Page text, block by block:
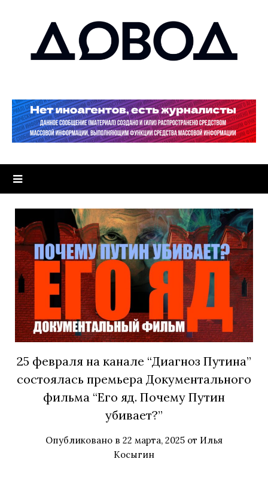
25 февраля на канале “Диагноз Путина”
состоялась премьера Документального
фильма “Его яд. Почему Путин
убивает?”
Опубликовано в 22 марта, 2025 от Илья
Косыгин